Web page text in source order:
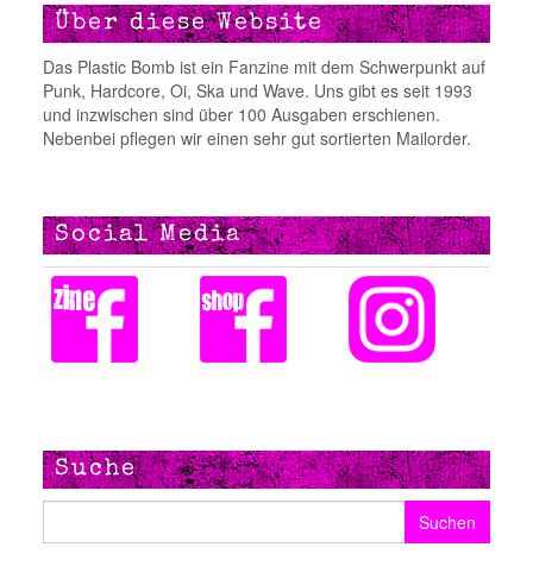
Über diese Website
Das Plastic Bomb ist ein Fanzine mit dem Schwerpunkt auf
Punk, Hardcore, Oi, Ska und Wave. Uns gibt es seit 1993
und inzwischen sind über 100 Ausgaben erschienen.
Nebenbei pflegen wir einen sehr gut sortierten Mailorder.
Social Media
Suche